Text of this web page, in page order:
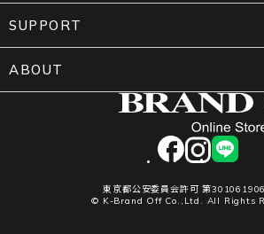
facebookinstagram
LINE
東京都公安委員会許可 第
© K-Brand Off Co.,Ltd. All Rights
SUPPORT
ABOUT